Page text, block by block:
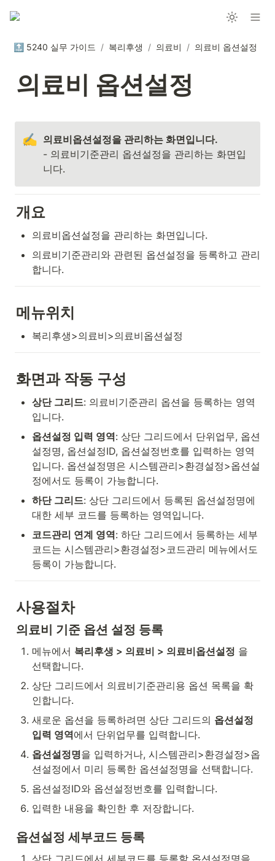
🔝 5240 실무 가이드 / 복리후생 / 의료비 / 의료비 옵션설정
의료비 옵션설정
✍️
- 의료비기준관리 옵션설정을 관리하는 화면입
니다.
개요
의료비옵션설정을 관리하는 화면입니다.
의료비기준관리와 관련된 옵션설정을 등록하고 관리
합니다.
메뉴위치
복리후생>의료비>의료비옵션설정
화면과 작동 구성
상단 그리드: 의료비기준관리 옵션을 등록하는 영역
입니다.
옵션설정 입력 영역: 상단 그리드에서 단위업무, 옵션
설정명, 옵션설정ID, 옵션설정번호를 입력하는 영역
입니다. 옵션설정명은 시스템관리>환경설정>옵션설
정에서도 등록이 가능합니다.
하단 그리드: 상단 그리드에서 등록된 옵션설정명에
대한 세부 코드를 등록하는 영역입니다.
코드관리 연계 영역: 하단 그리드에서 등록하는 세부
코드는 시스템관리>환경설정>코드관리 메뉴에서도
등록이 가능합니다.
사용절차
의료비 기준 옵션 설정 등록
메뉴에서 복리후생 > 의료비 > 의료비옵션설정 을
선택합니다.
상단 그리드에서 의료비기준관리용 옵션 목록을 확
인합니다.
새로운 옵션을 등록하려면 상단 그리드의 옵션설정
입력 영역에서 단위업무를 입력합니다.
옵션설정명을 입력하거나, 시스템관리>환경설정>옵
션설정에서 미리 등록한 옵션설정명을 선택합니다.
옵션설정ID와 옵션설정번호를 입력합니다.
입력한 내용을 확인한 후 저장합니다.
옵션설정 세부코드 등록
상단 그리드에서 세부코드를 등록할 옵션설정명을